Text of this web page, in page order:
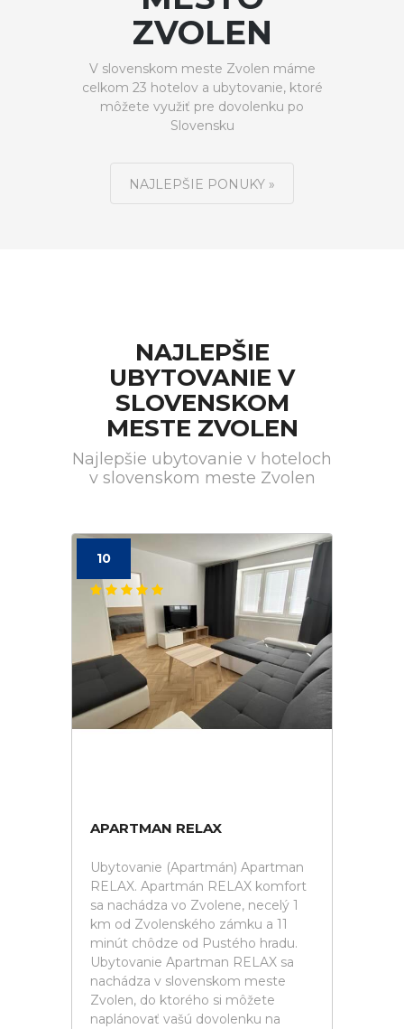
ZVOLEN
V slovenskom meste Zvolen máme
celkom 23 hotelov a ubytovanie, ktoré
môžete využiť pre dovolenku po
Slovensku
NAJLEPŠIE PONUKY »
NAJLEPŠIE
UBYTOVANIE V
SLOVENSKOM
MESTE ZVOLEN
Najlepšie ubytovanie v hoteloch
v slovenskom meste Zvolen
10
APARTMAN RELAX
Ubytovanie (Apartmán) Apartman
RELAX. Apartmán RELAX komfort
sa nachádza vo Zvolene, necelý 1
km od Zvolenského zámku a 11
minút chôdze od Pustého hradu.
Ubytovanie Apartman RELAX sa
nachádza v slovenskom meste
Zvolen, do ktorého si môžete
naplánovať vašú dovolenku na